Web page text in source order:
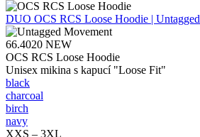
DUO OCS RCS Loose Hoodie |
66.4020 NEW
OCS RCS Loose Hoodie
Unisex mikina s kapucí "Loose Fit"
black
charcoal
birch
navy
XXS – 3XL